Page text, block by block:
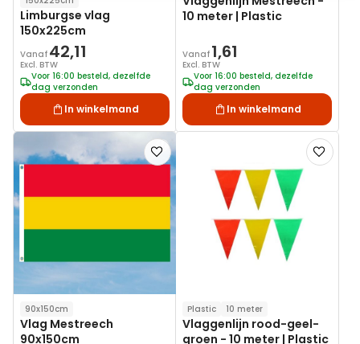
Limburgse vlag
150x225cm
Vanaf 42,11
Excl. BTW
Voor 16:00 besteld, dezelfde
dag verzonden
In winkelmand
10 meter | Plastic
Vanaf 1,61
Excl. BTW
Voor 16:00 besteld, dezelfde
dag verzonden
In winkelmand
Voeg
toe
verlanglijst
90x150cm
Vlag Mestreech
90x150cm
Voeg
toe
Plastic 10 meter
Vlaggenlijn rood-geel-
groen - 10 meter | Plastic